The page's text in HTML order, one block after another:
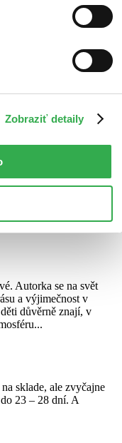
Zobraziť detaily
Autorka se na svět
a výjimečnost v
důvěrně znají, v
sklade, ale zvyčajne
23 – 28 dní. A